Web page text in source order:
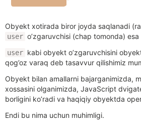
Obyekt xotirada biror joyda saqlanadi
user o’zgaruvchisi (chap tomonda) esa
user kabi obyekt o’zgaruvchisini
qog’oz varaq deb tasavvur qilishimiz
Obyekt bilan amallarni bajarganimizda,
xossasini olganimizda, JavaScript
borligini ko’radi va haqiqiy obyektda
Endi bu nima uchun muhimligi.